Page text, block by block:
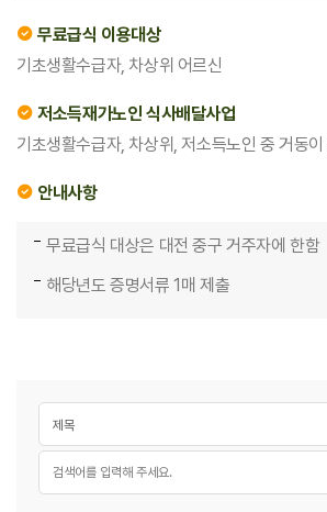
무료급식 이용대상
기초생활수급자, 차상위 어르신
저소득재가노인 식사배달사업
기초생활수급자, 차상위, 저소득노인 중 거동
안내사항
무료급식 대상은 대전 중구 거주자에 한함
해당년도 증명서류 1매 제출
게시글 검색
검색대상
검색어필수